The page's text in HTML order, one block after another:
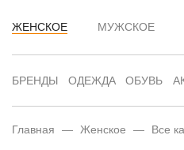
ЖЕНСКОЕ МУЖСКОЕ
БРЕНДЫ ОДЕЖДА ОБУВЬ
Главная — Женское — Все